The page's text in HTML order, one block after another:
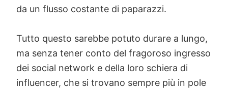
da un flusso costante di paparazzi.
Tutto questo sarebbe potuto durare a lungo,
ma senza tener conto del fragoroso ingresso
dei social network e della loro schiera di
influencer, che si trovano sempre più in pole